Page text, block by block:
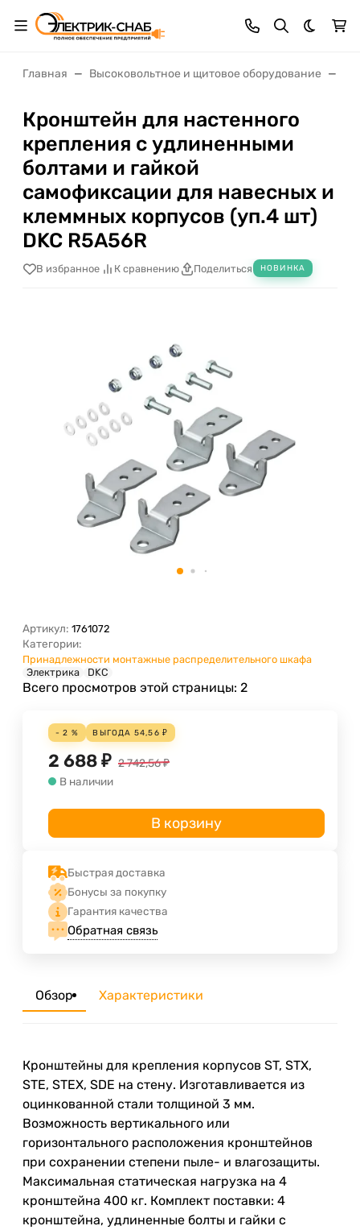
Темная
Главная Высоковольтное и щитовое оборудование
Кронштейн для настенного
крепления с удлиненными
болтами и гайкой
самофиксации для навесных и
клеммных корпусов (уп.4 шт)
DKC R5A56R
В избранное К сравнению Поделиться НОВИНКА
Артикул: 1761072
Категории:
Принадлежности монтажные распределительного шкафа
Электрика
DKC
Всего просмотров этой страницы: 2
- 2 % ВЫГОДА 54,56 ₽
2 688 ₽ 2 742,56₽
В наличии
В корзину
Быстрая доставка
Бонусы за покупку
Гарантия качества
Обратная связь
Обзор Характеристики
Кронштейны для крепления корпусов ST, STX,
STE, STEX, SDE на стену. Изготавливается из
оцинкованной стали толщиной 3 мм.
Возможность вертикального или
горизонтального расположения кронштейнов
при сохранении степени пыле- и влагозащиты.
Максимальная статическая нагрузка на 4
кронштейна 400 кг. Комплект поставки: 4
кронштейна, удлиненные болты и гайки с